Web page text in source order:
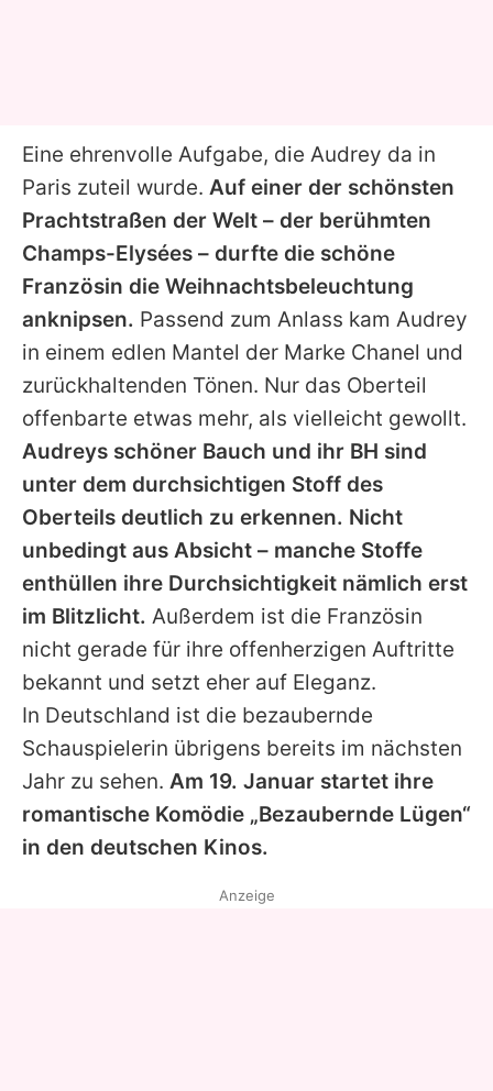
Eine ehrenvolle Aufgabe, die Audrey da in
Paris zuteil wurde. Auf einer der schönsten
Prachtstraßen der Welt – der berühmten
Champs-Elysées – durfte die schöne
Französin die Weihnachtsbeleuchtung
anknipsen. Passend zum Anlass kam Audrey
in einem edlen Mantel der Marke Chanel und
zurückhaltenden Tönen. Nur das Oberteil
offenbarte etwas mehr, als vielleicht gewollt.
Audreys schöner Bauch und ihr BH sind
unter dem durchsichtigen Stoff des
Oberteils deutlich zu erkennen. Nicht
unbedingt aus Absicht – manche Stoffe
enthüllen ihre Durchsichtigkeit nämlich erst
im Blitzlicht. Außerdem ist die Französin
nicht gerade für ihre offenherzigen Auftritte
bekannt und setzt eher auf Eleganz.
In Deutschland ist die bezaubernde
Schauspielerin übrigens bereits im nächsten
Jahr zu sehen. Am 19. Januar startet ihre
romantische Komödie „Bezaubernde Lügen“
in den deutschen Kinos.
Anzeige